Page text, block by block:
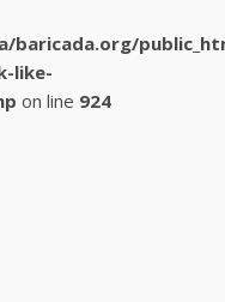
baricada.org/
like-
on line 924